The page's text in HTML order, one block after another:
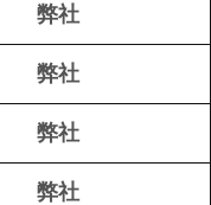
弊社
弊社
弊社
弊社